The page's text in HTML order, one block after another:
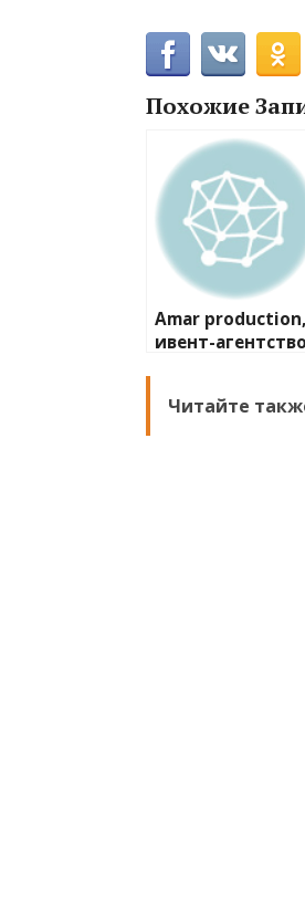
Похожие
Amar production,
ивент-агентство
Читайте